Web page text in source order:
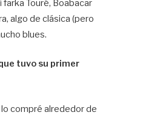
Touré, Boabacar
algo de clásica (pero
blues.
tuvo su primer
compré alrededor de